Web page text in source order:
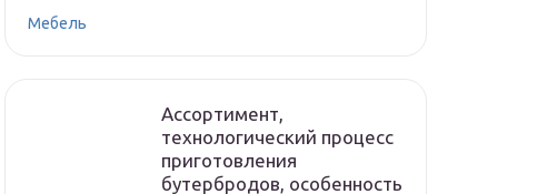
Мебель
Ассортимент,
технологический процесс
приготовления
бутербродов, особенность